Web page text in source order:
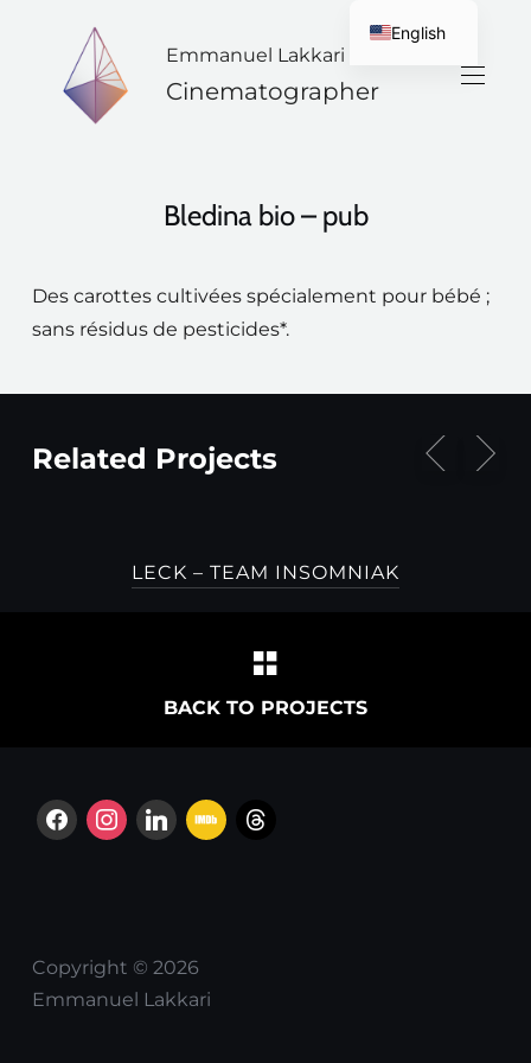
Emmanuel Lakkari
Cinematographer
Bledina bio – pub
Des carottes cultivées spécialement pour bébé ;
sans résidus de pesticides*.
Related Projects
LECK – TEAM INSOMNIAK
BACK TO PROJECTS
facebookinstagram
linkedin
imdb threads
Copyright © 2026
Emmanuel Lakkari
English